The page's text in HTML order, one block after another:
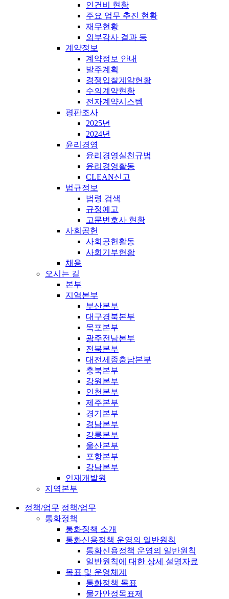
인건비 현황
주요 업무 추진 현황
재무현황
외부감사 결과 등
계약정보
계약정보 안내
발주계획
경쟁입찰계약현황
수의계약현황
전자계약시스템
평판조사
2025년
2024년
윤리경영
윤리경영실천규범
윤리경영활동
CLEAN신고
법규정보
법령 검색
규정예고
고문변호사 현황
사회공헌
사회공헌활동
사회기부현황
채용
오시는 길
본부
지역본부
부산본부
대구경북본부
목포본부
광주전남본부
전북본부
대전세종충남본부
충북본부
강원본부
인천본부
제주본부
경기본부
경남본부
강릉본부
울산본부
포항본부
강남본부
인재개발원
지역본부
정책/업무 정책/업무
통화정책
통화정책 소개
통화신용정책 운영의 일반원칙
통화신용정책 운영의 일반원칙
일반원칙에 대한 상세 설명자료
목표 및 운영체계
통화정책 목표
물가안정목표제